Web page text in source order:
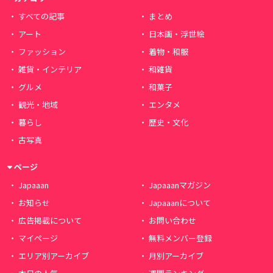
すべての記事
まとめ
アート
日本画・浮世絵
ファッション
着物・和服
雑貨・インテリア
和雑貨
グルメ
和菓子
観光・地域
エンタメ
暮らし
歴史・文化
古写真
ページ
Japaaan
Japaaanマガジン
お知らせ
Japaaanについて
広告掲載について
お問い合わせ
マイページ
無料メンバー登録
エリア別アーカイブ
月別アーカイブ